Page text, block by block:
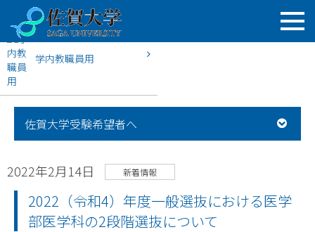
学内教職員用
HOME
佐賀大学受験希望者へ
2022年2月14日 新着情報
2022（令和4）年度一般選抜における医学
部医学科の2段階選抜について